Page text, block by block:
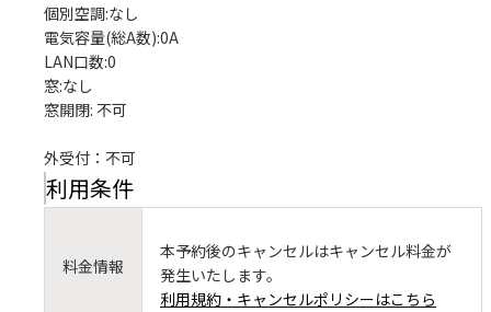
個別空調:なし
電気容量(総A数):0A
LAN口数:0
窓:なし
窓開閉: 不可
外受付：不可
利用条件
料金情報
本予約後のキャンセルはキャンセル料金が
発生いたします。
利用規約・キャンセルポリシーはこちら